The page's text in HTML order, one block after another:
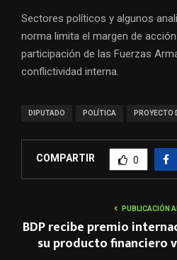
Sectores políticos y algunos
norma limita el margen de
participación de las Fuerzas
conflictividad interna.
DIPUTADO POLÍTICA PROYECTO
COMPARTIR 0
PUBLICACIÓN
BDP recibe premio
su producto financiero